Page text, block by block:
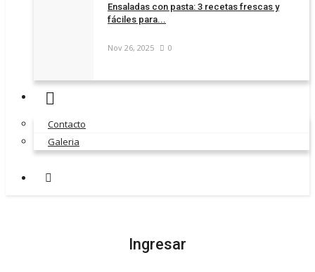
Ensaladas con pasta: 3 recetas frescas y
fáciles para...
Nov 26, 2025 0
Contacto
Galeria
Ingresar